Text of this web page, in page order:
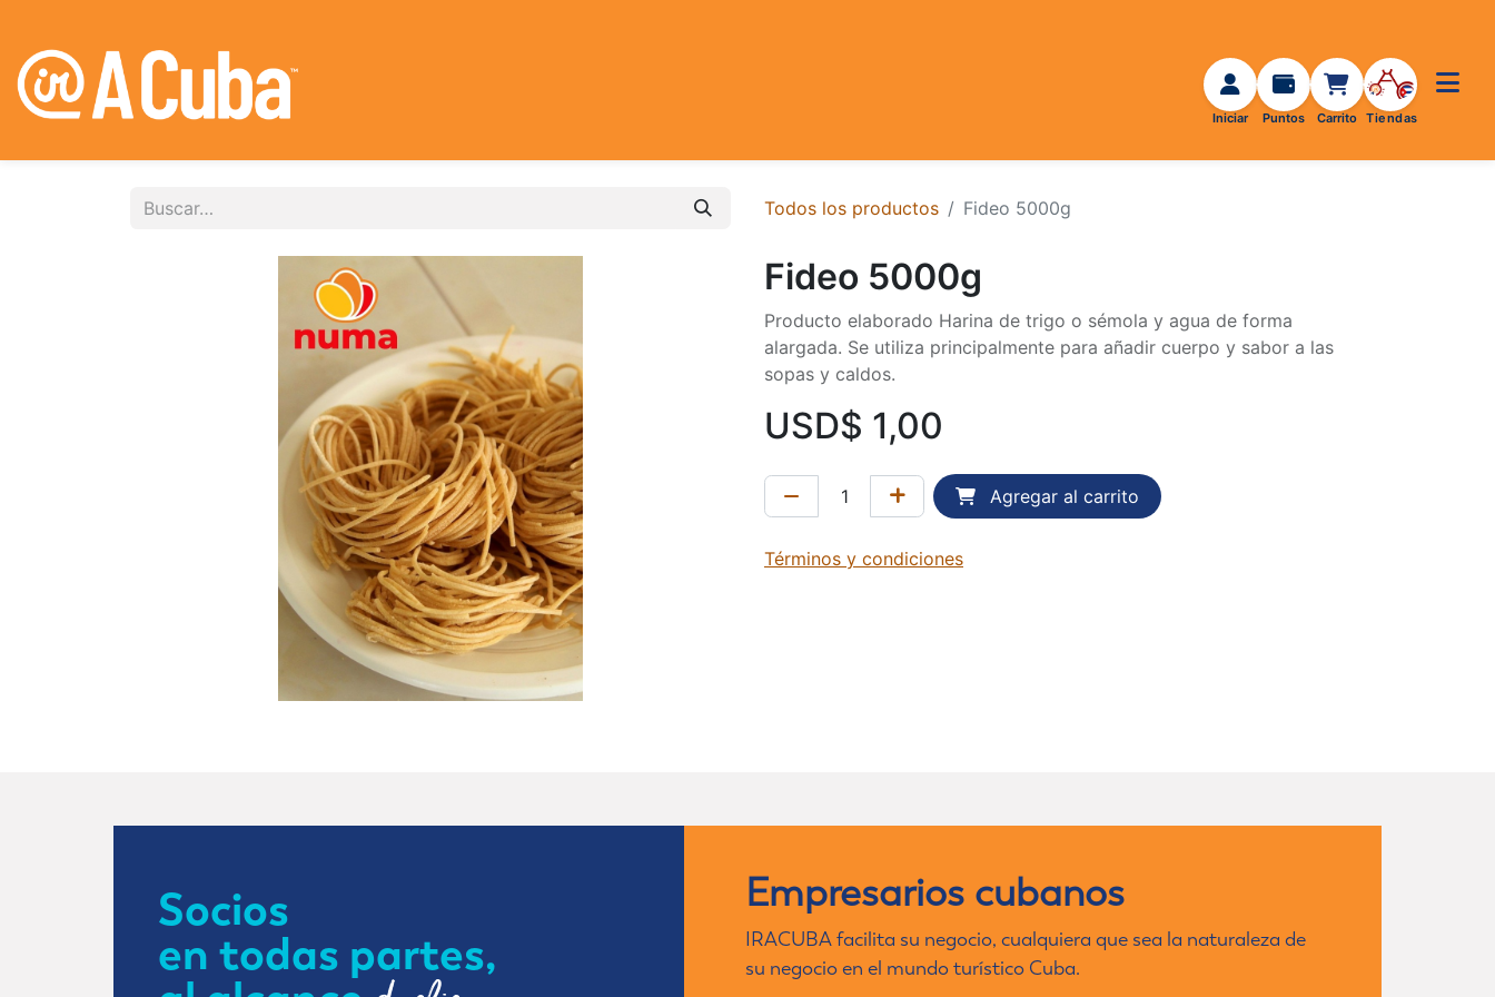
Todos los productos Fideo 5000g
Fideo 5000g
Producto elaborado Harina de trigo o sémola y agua de forma
alargada. Se utiliza principalmente para añadir cuerpo y sabor a las
sopas y caldos.
USD$ 1,00
Agregar al carrito
Términos y condiciones
Socios
en todas partes,
Empresarios cubanos
IRACUBA facilita su negocio, cualquiera que sea la naturaleza de
su negocio en el mundo turístico Cuba.